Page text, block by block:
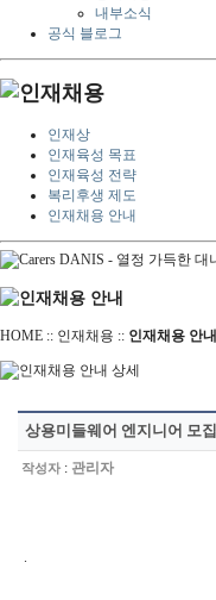
내부소식
공식 블로그
인재상
인재육성 목표
인재육성 전략
복리후생 제도
인재채용 안내
HOME :: 인재채용 :: 인재채용 안내
상용미들웨어 엔지니어 모집
작성자 : 관리자
.